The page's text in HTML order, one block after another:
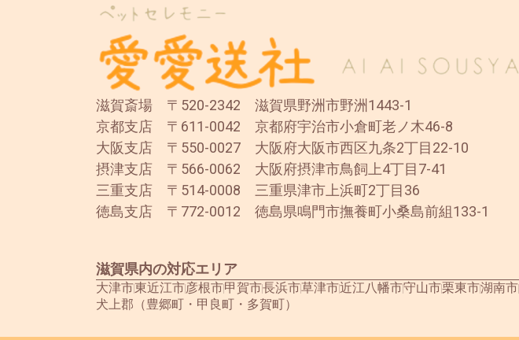
滋賀斎場 〒520-2342 滋賀県野洲市野洲1443-1
京都支店 〒611-0042 京都府宇治市小倉町老ノ木46-8
大阪支店 〒550-0027 大阪府大阪市西区九条2丁目22-10
摂津支店 〒566-0062 大阪府摂津市鳥飼上4丁目7-41
三重支店 〒514-0008 三重県津市上浜町2丁目36
徳島支店 〒772-0012 徳島県鳴門市撫養町小桑島前組133-1
滋賀県内の対応エリア
大津市東近江市彦根市甲賀市長浜市草津市近江八幡市守山市栗東市湖南市
犬上郡（豊郷町・甲良町・多賀町）